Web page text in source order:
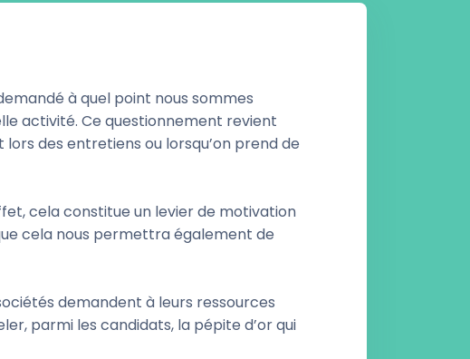
à quel point nous sommes
activité. Ce questionnement revient
des entretiens ou lorsqu’on prend de
cela constitue un levier de motivation
cela nous permettra également de
demandent à leurs ressources
parmi les candidats, la pépite d’or qui